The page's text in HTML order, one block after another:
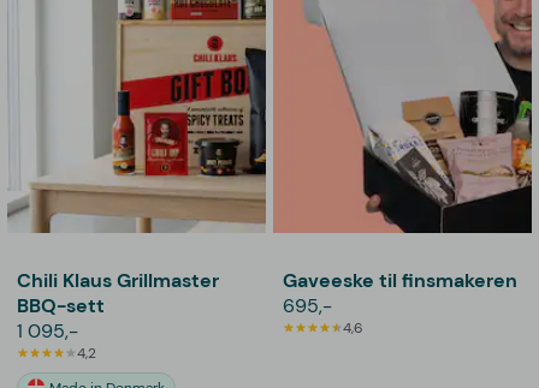
Chili Klaus Grillmaster
BBQ-sett
1 095,-
4,2
Gaveeske til finsmakeren
695,-
4,6